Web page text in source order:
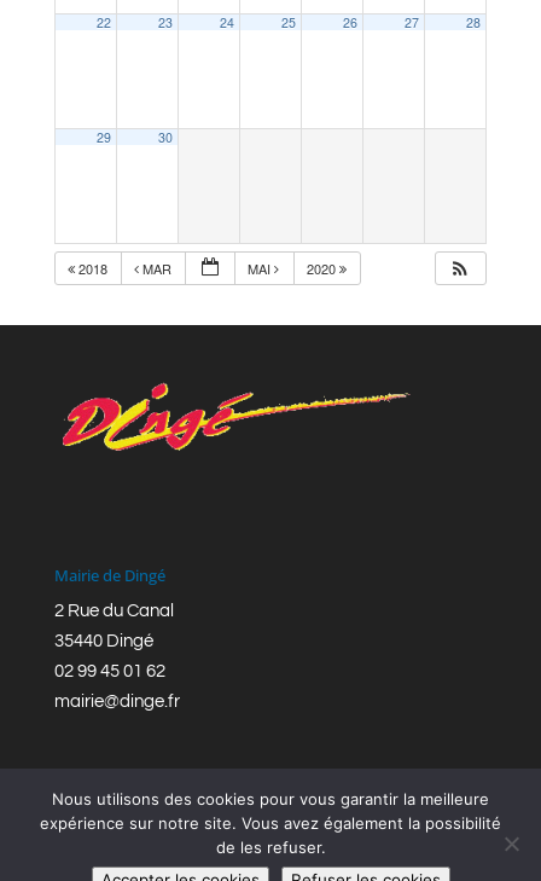
22 23 24 25 26 27 28
29 30
2018 MAR MAI 2020
Mairie de Dingé
2 Rue du Canal
35440 Dingé
02 99 45 01 62
mairie@dinge.fr
Réalisation © Mairie de Dingé,Bretagne Romantique
Nous utilisons des cookies pour vous garantir la meilleure
expérience sur notre site. Vous avez également la possibilité
de les refuser.